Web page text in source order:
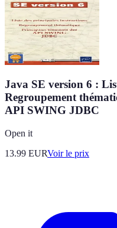
Java SE version 6 :
Regroupement
API SWING JDBC
Open it
13.99 EURVoir le prix